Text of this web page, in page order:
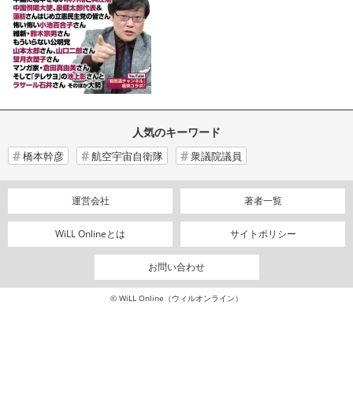
人気のキーワード
橋本幹彦 航空宇宙自衛隊 衆議院議員
運営会社 著者一覧
WiLL Onlineとは サイトポリシー
お問い合わせ
© WiLL Online（ウィルオンライン）